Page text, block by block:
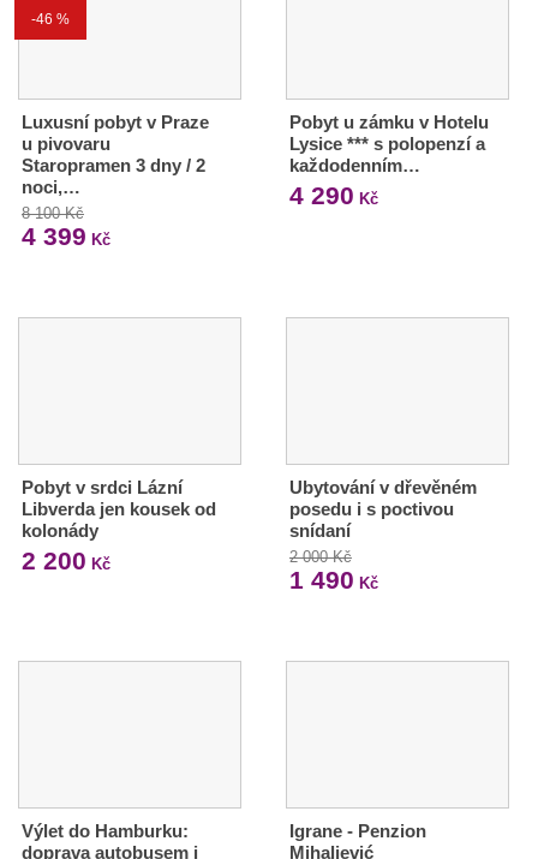
-46 %
Luxusní pobyt v Praze
u pivovaru
Staropramen 3 dny / 2
noci,…
8 100 Kč
4 399 Kč
Pobyt u zámku v Hotelu
Lysice *** s polopenzí a
každodenním…
4 290 Kč
Pobyt v srdci Lázní
Libverda jen kousek od
kolonády
2 200 Kč
Ubytování v dřevěném
posedu i s poctivou
snídaní
2 000 Kč
1 490 Kč
Výlet do Hamburku:
doprava autobusem i
Igrane - Penzion
Mihaljević